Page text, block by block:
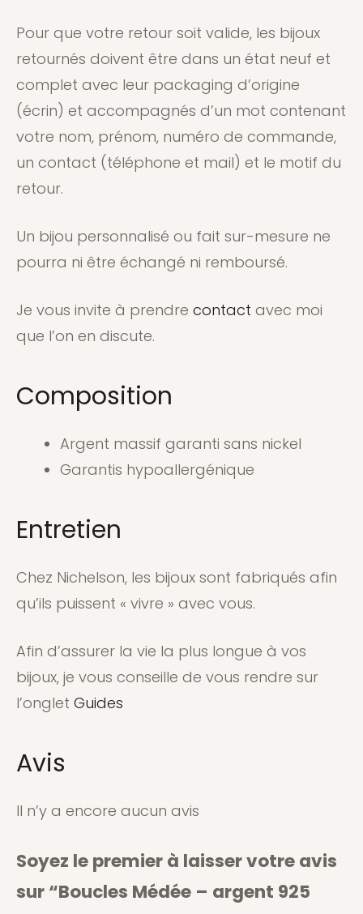
Pour que votre retour soit valide, les bijoux
retournés doivent être dans un état neuf et
complet avec leur packaging d’origine
(écrin) et accompagnés d’un mot contenant
votre nom, prénom, numéro de commande,
un contact (téléphone et mail) et le motif du
retour.
Un bijou personnalisé ou fait sur-mesure ne
pourra ni être échangé ni remboursé.
Je vous invite à prendre contact avec moi
que l’on en discute.
Composition
Argent massif garanti sans nickel
Garantis hypoallergénique
Entretien
Chez Nichelson, les bijoux sont fabriqués afin
qu’ils puissent « vivre » avec vous.
Afin d’assurer la vie la plus longue à vos
bijoux, je vous conseille de vous rendre sur
l’onglet Guides
Avis
Il n’y a encore aucun avis
Soyez le premier à laisser votre avis
sur “Boucles Médée – argent 925